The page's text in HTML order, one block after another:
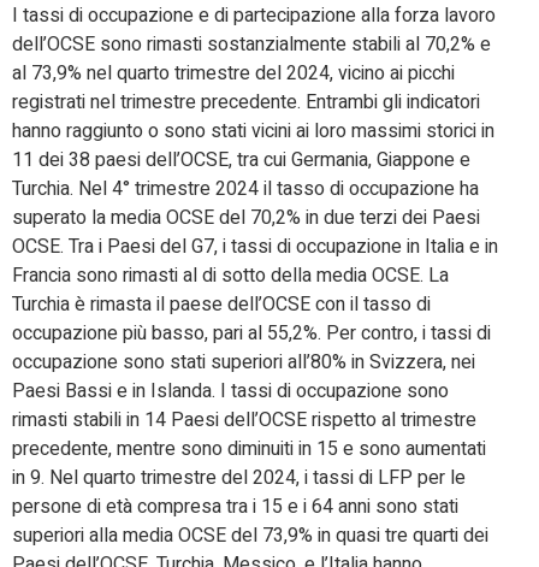
I tassi di occupazione e di partecipazione alla forza lavoro
dell’OCSE sono rimasti sostanzialmente stabili al 70,2% e
al 73,9% nel quarto trimestre del 2024, vicino ai picchi
registrati nel trimestre precedente. Entrambi gli indicatori
hanno raggiunto o sono stati vicini ai loro massimi storici in
11 dei 38 paesi dell’OCSE, tra cui Germania, Giappone e
Turchia. Nel 4° trimestre 2024 il tasso di occupazione ha
superato la media OCSE del 70,2% in due terzi dei Paesi
OCSE. Tra i Paesi del G7, i tassi di occupazione in Italia e in
Francia sono rimasti al di sotto della media OCSE. La
Turchia è rimasta il paese dell’OCSE con il tasso di
occupazione più basso, pari al 55,2%. Per contro, i tassi di
occupazione sono stati superiori all’80% in Svizzera, nei
Paesi Bassi e in Islanda. I tassi di occupazione sono
rimasti stabili in 14 Paesi dell’OCSE rispetto al trimestre
precedente, mentre sono diminuiti in 15 e sono aumentati
in 9. Nel quarto trimestre del 2024, i tassi di LFP per le
persone di età compresa tra i 15 e i 64 anni sono stati
superiori alla media OCSE del 73,9% in quasi tre quarti dei